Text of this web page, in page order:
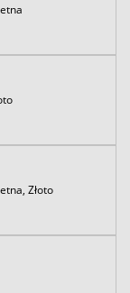
Złoto